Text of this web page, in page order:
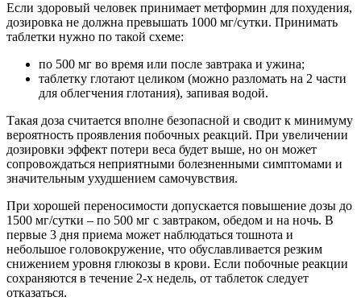
Если здоровый человек принимает метформин для похудения,
дозировка не должна превышать 1000 мг/сутки. Принимать
таблетки нужно по такой схеме:
по 500 мг во время или после завтрака и ужина;
таблетку глотают целиком (можно разломать на 2 части
для облегчения глотания), запивая водой.
Такая доза считается вполне безопасной и сводит к минимуму
вероятность проявления побочных реакций. При увеличении
дозировки эффект потери веса будет выше, но он может
сопровождаться неприятными болезненными симптомами и
значительным ухудшением самочувствия.
При хорошей переносимости допускается повышение дозы до
1500 мг/сутки – по 500 мг с завтраком, обедом и на ночь. В
первые 3 дня приема может наблюдаться тошнота и
небольшое головокружение, что обуславливается резким
снижением уровня глюкозы в крови. Если побочные реакции
сохраняются в течение 2-х недель, от таблеток следует
отказаться.